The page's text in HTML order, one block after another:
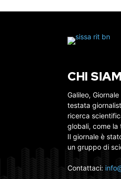
CHI
Galileo,
testata
ricerca
globali, come la
Il giornale è
un gruppo di
Contattaci: